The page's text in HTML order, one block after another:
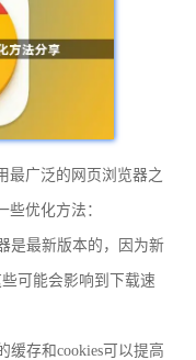
最广泛的网页浏览器之
些优化方法：
是最新版本的，因为新
可能会影响到下载速
缓存和cookies可以提高